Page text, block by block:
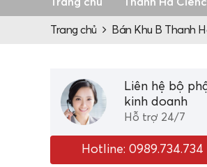
Trang chủ Bán Khu B Thanh
Liên hệ bộ
kinh doanh
Hỗ trợ 24/7
Hotline: 0989.734.734